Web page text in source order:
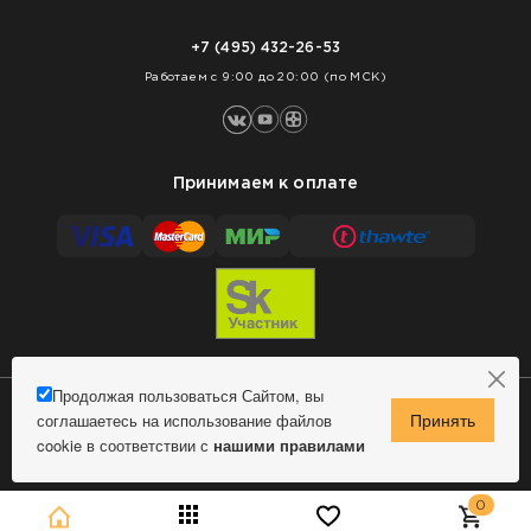
0
Продолжая пользоваться Сайтом, вы
соглашаетесь на использование файлов
cookie в соответствии с нашими правилами
+7 (495) 432-26-53
Работаем с 9:00 до 20:00 (по МСК)
Принимаем к оплате
© 2009 - 2026 Remontnick.ru.Сделано в MindMachine
Политика конфиденциальности